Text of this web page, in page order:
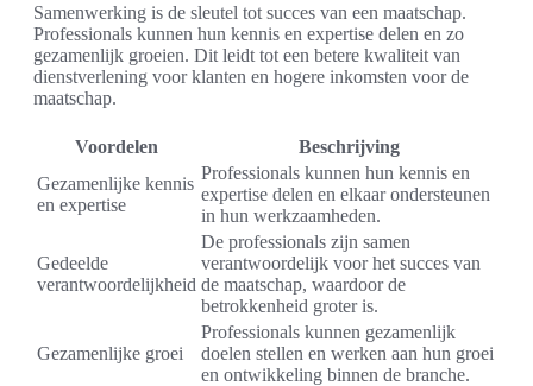
Samenwerking is de sleutel tot succes van een maatschap.
Professionals kunnen hun kennis en expertise delen en zo
gezamenlijk groeien. Dit leidt tot een betere kwaliteit van
dienstverlening voor klanten en hogere inkomsten voor de
maatschap.
Voordelen
Beschrijving
Gezamenlijke kennis
en expertise
Professionals kunnen hun kennis en
expertise delen en elkaar ondersteunen
in hun werkzaamheden.
Gedeelde
verantwoordelijkheid
De professionals zijn samen
verantwoordelijk voor het succes van
de maatschap, waardoor de
betrokkenheid groter is.
Gezamenlijke groei
Professionals kunnen gezamenlijk
doelen stellen en werken aan hun groei
en ontwikkeling binnen de branche.